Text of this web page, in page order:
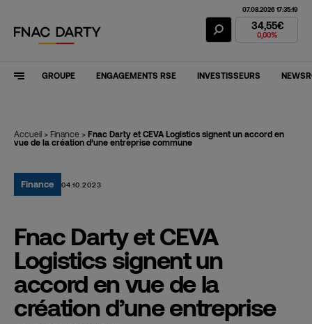
Action Fnac
07.08.2026 17:35:19
34,55€
0,00%
GROUPE ENGAGEMENTS RSE INVESTISSEURS
Accueil > Finance > Fnac Darty et CEVA Logistics signent un accord en
vue de la création d’une entreprise commune
Finance 04.10.2023
Fnac Darty et CEVA
Logistics signent un
accord en vue de la
création d’une entreprise